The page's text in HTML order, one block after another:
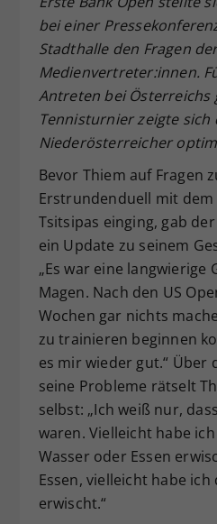
bei einer
Stadthalle den Fragen
Medienvertreter:innen.
Antreten bei Österreichs
Tennisturnier zeigte sich
Niederösterreicher
Bevor Thiem auf Fragen
Erstrundenduell mit dem
Tsitsipas einging, gab
ein Update zu seinem
„Es war eine langwierige
Magen. Nach den US
Wochen gar nichts
zu trainieren beginnen
es mir wieder gut.“ Über
seine Probleme rätselt
selbst: „Ich weiß nur,
waren. Vielleicht habe
Wasser oder Essen
Essen, vielleicht habe ich
erwischt.“
Zweck
Dieser Wert
zufällig
historische
Webseiten-
hat.